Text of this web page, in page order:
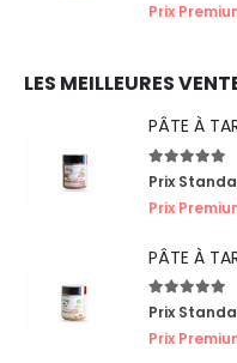
Prix
LES MEILLEURES
5.00 out
Prix
Prix
5.00out
Prix
Prix